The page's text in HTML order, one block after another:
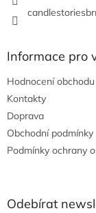
Informace pro
Hodnocení obchodu
Kontakty
Doprava
Obchodní podmínky
Podmínky ochrany
Odebírat